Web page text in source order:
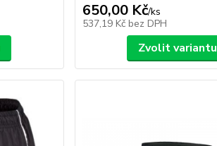
650,00 Kč/ks
537,19 Kč bez DPH
Zvolit variantu